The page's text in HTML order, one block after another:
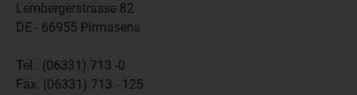
Lembergerstrasse 82
DE - 66955 Pirmasens
Tel.: (06331) 713 -0
Fax: (06331) 713 - 125